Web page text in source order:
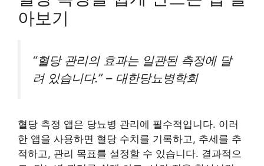
아보기
“혈당 관리의 효과는 일관된 측정에 달
려 있습니다.” – 대한당뇨병학회
혈당 측정 앱은 당뇨병 관리에 필수적입니다. 이러
한 앱을 사용하면 혈당 수치를 기록하고, 추세를 추
적하고, 관리 목표를 설정할 수 있습니다. 결과적으